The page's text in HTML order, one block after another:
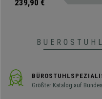
239,90 €
Größter Katalog auf